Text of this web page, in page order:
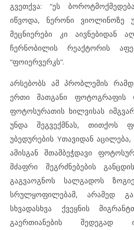
გვეთქვა: “ეს
იწვოდა, ნერონი ვიოლინოზე
მეცნიერები კი აივნებიდან
ჩერნობილის რეაქტორის
“ფოიერვერკს”.
არსებობს ამ პრობლემის
ერთი მათგანი ფოტოგრაფის
ფოტოსურათის ხილვისას
უნდა შეგვექმნას, თითქოს
უბედურების Yთავიდან აცილება,
ამისგან შთამბეჭდავი
მძაფრი შეგრძნებების
გაგვაოგნოს სალგადოს
სრულყოფილებამ, არამედ
სხვადასხვა ქვეყნის
გაერთიანების შედეგად